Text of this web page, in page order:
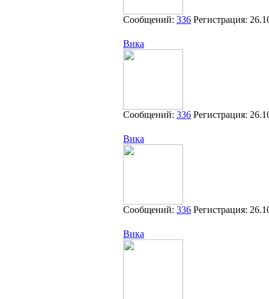
Сообщений: 336 Регистрация:
Вика
Сообщений: 336 Регистрация:
Вика
Сообщений: 336 Регистрация:
Вика